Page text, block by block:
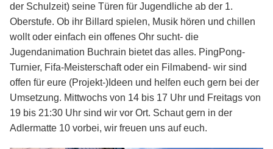
der Schulzeit) seine Türen für Jugendliche ab der 1.
Oberstufe. Ob ihr Billard spielen, Musik hören und chillen
wollt oder einfach ein offenes Ohr sucht- die
Jugendanimation Buchrain bietet das alles. PingPong-
Turnier, Fifa-Meisterschaft oder ein Filmabend- wir sind
offen für eure (Projekt-)Ideen und helfen euch gern bei der
Umsetzung. Mittwochs von 14 bis 17 Uhr und Freitags von
19 bis 21:30 Uhr sind wir vor Ort. Schaut gern in der
Adlermatte 10 vorbei, wir freuen uns auf euch.